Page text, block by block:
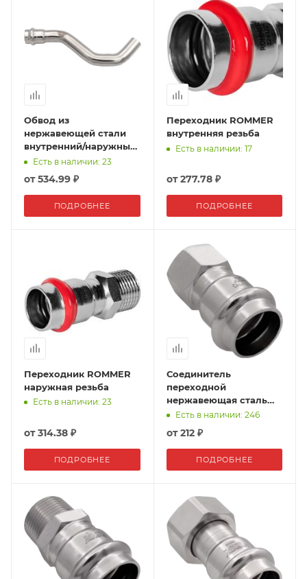
Обвод из
нержавеющей стали
внутренний/наружный
VER-PRO
Есть в наличии: 23
от534.99 ₽
ПОДРОБНЕЕ
Переходник ROMMER
внутренняя резьба
Есть в наличии: 17
от277.78 ₽
ПОДРОБНЕЕ
Переходник ROMMER
наружная резьба
Есть в наличии: 23
от314.38 ₽
ПОДРОБНЕЕ
Соединитель
переходной
нержавеющая сталь
внутренняя резьба
Есть в наличии: 246
от212 ₽
ПОДРОБНЕЕ